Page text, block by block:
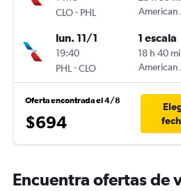
CLO- PHL
American
lun. 11/1
19:40
PHL -CLO
1 escala
18 h 40
American
Oferta encontrada el 4/8
$694
Encuentra ofertas de